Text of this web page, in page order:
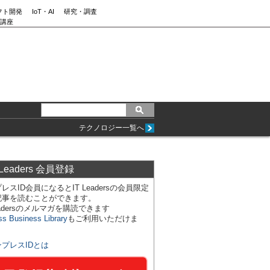
ト開発 IoT・AI
研究・調査
座
テクノロジー一覧へ
会員登録
スID会員になるとIT Leadersの会員限定
を読むことができます。
のメルマガを購読できます
Business Libraryもご利用いただけま
プレスIDとは